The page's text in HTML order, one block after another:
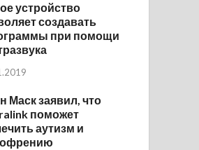
устройство
создавать
при помощи
Маск заявил, что
поможет
аутизм и